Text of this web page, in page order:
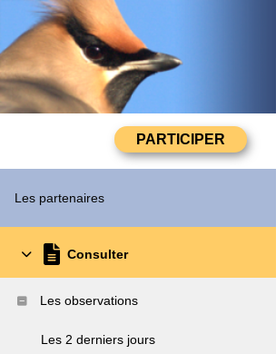
Les partenaires
Consulter
Les observations
Les 2 derniers jours